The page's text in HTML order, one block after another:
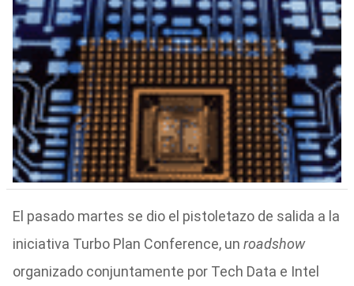
El pasado martes se dio el pistoletazo de salida a la
iniciativa Turbo Plan Conference, un roadshow
organizado conjuntamente por Tech Data e Intel